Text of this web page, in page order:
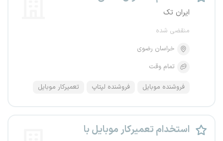
ایران تک
منقضی شده
خراسان رضوی
تمام وقت
فروشنده موبایل فروشنده لپتاپ تعمیرکار موبایل
استخدام تعمیرکار موبایل با